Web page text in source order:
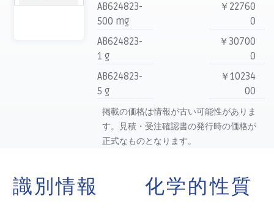
製品検索
AB624823-
500 mg
￥22760
0
AB624823-
1 g
￥30700
0
AB624823-
5 g
￥10234
00
掲載の価格は情報が古い可能性がありま
す。見積・受注確認書の発行時の価格が
正式なものとなります。
識別情報 化学的性質